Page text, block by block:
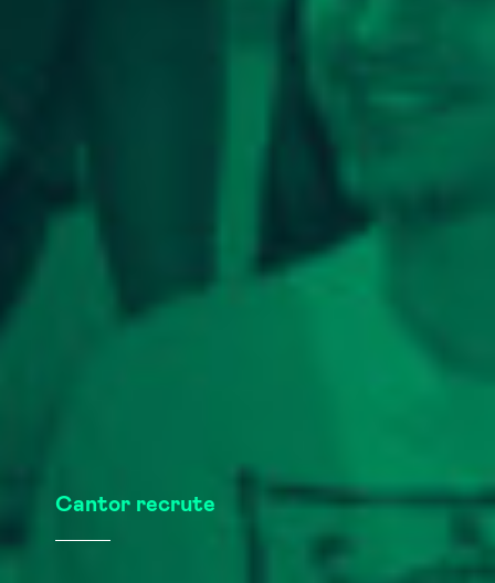
Cantor recrute